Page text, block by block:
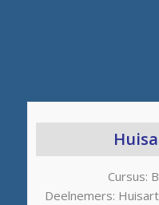
Cursus:
Deelnemers: